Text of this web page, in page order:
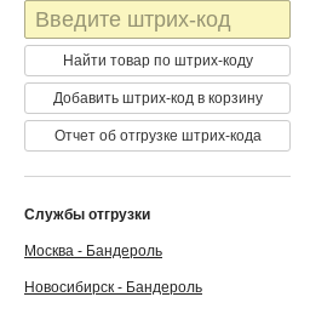
Штрих-
код
Найти товар по штрих-коду
Добавить штрих-код в корзину
Отчет об отгрузке штрих-кода
Службы отгрузки
Москва - Бандероль
Новосибирск - Бандероль